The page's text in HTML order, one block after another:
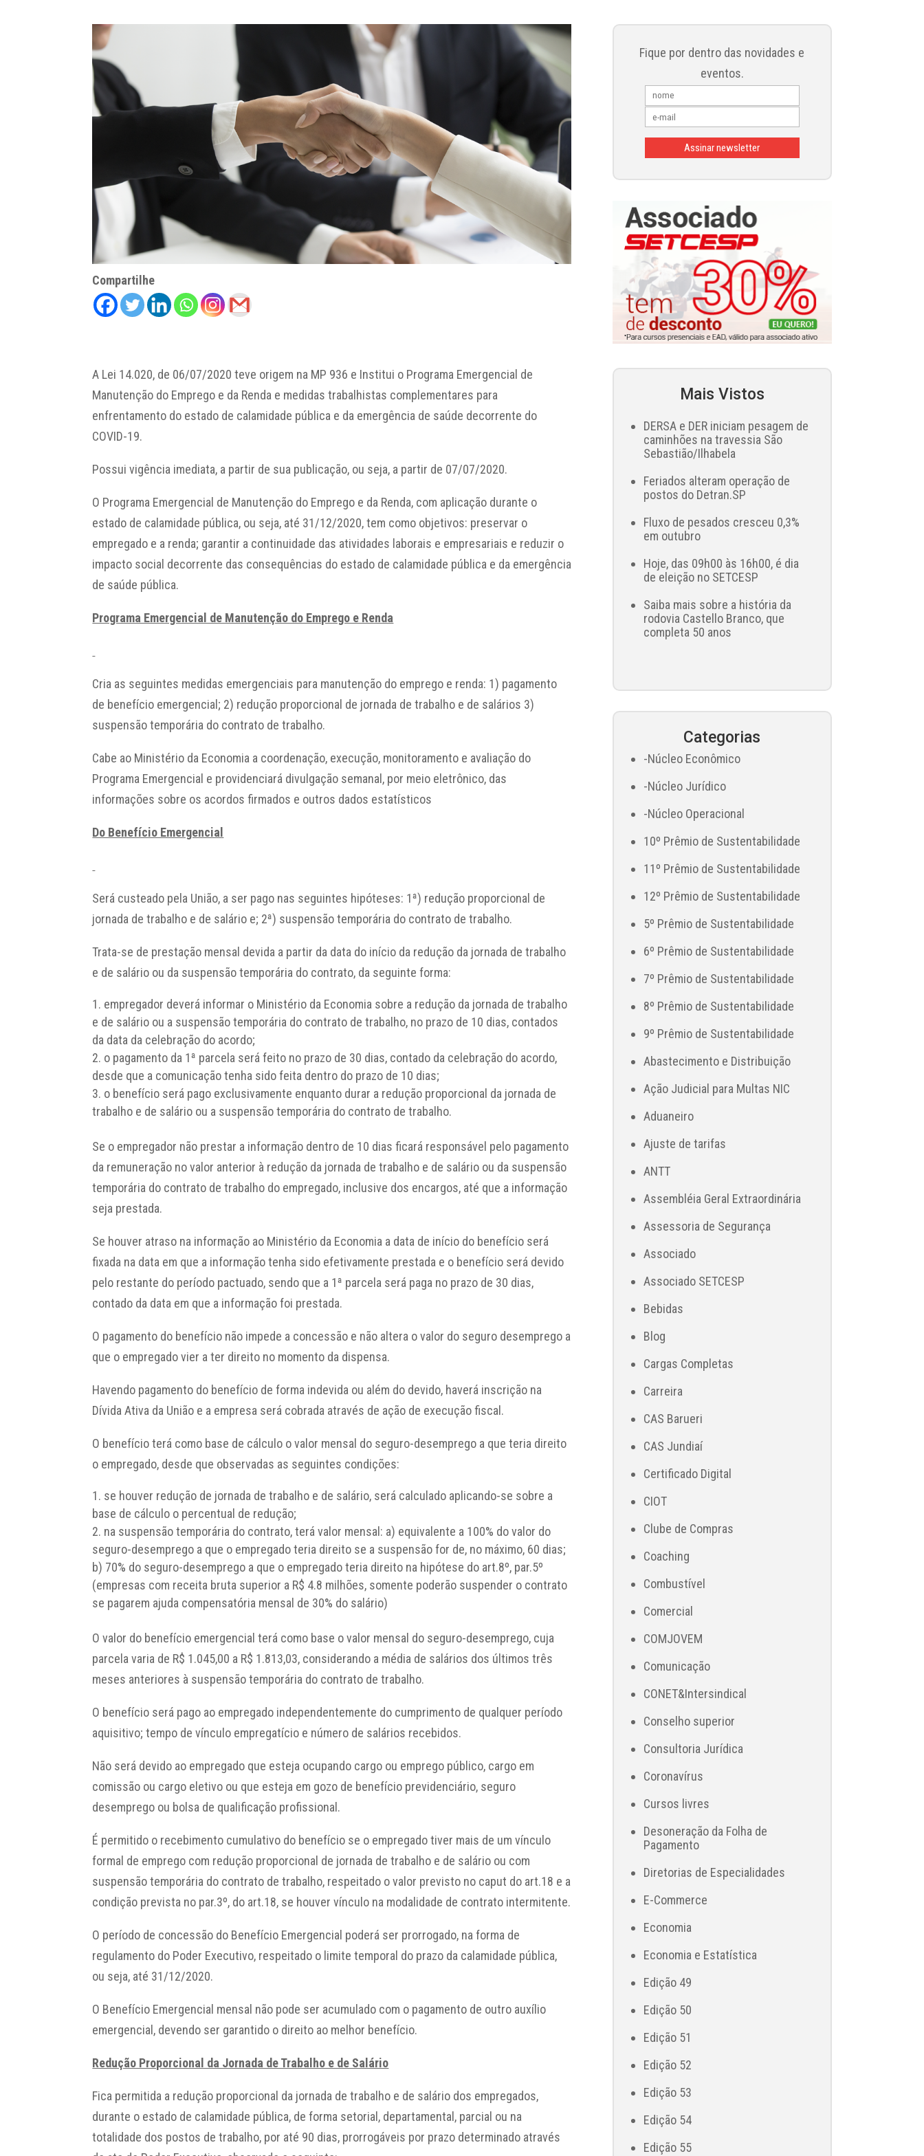
Compartilhe
A Lei 14.020, de 06/07/2020 teve origem na MP 936 e Institui o Programa Emergencial de
Manutenção do Emprego e da Renda e medidas trabalhistas complementares para
enfrentamento do estado de calamidade pública e da emergência de saúde decorrente do
COVID-19.
Possui vigência imediata, a partir de sua publicação, ou seja, a partir de 07/07/2020.
O Programa Emergencial de Manutenção do Emprego e da Renda, com aplicação durante o
estado de calamidade pública, ou seja, até 31/12/2020, tem como objetivos: preservar o
empregado e a renda; garantir a continuidade das atividades laborais e empresariais e reduzir o
impacto social decorrente das consequências do estado de calamidade pública e da emergência
de saúde pública.
Programa Emergencial de Manutenção do Emprego e Renda
Cria as seguintes medidas emergenciais para manutenção do emprego e renda: 1) pagamento
de benefício emergencial; 2) redução proporcional de jornada de trabalho e de salários 3)
suspensão temporária do contrato de trabalho.
Cabe ao Ministério da Economia a coordenação, execução, monitoramento e avaliação do
Programa Emergencial e providenciará divulgação semanal, por meio eletrônico, das
informações sobre os acordos firmados e outros dados estatísticos
Do Benefício Emergencial
Será custeado pela União, a ser pago nas seguintes hipóteses: 1ª) redução proporcional de
jornada de trabalho e de salário e; 2ª) suspensão temporária do contrato de trabalho.
Trata-se de prestação mensal devida a partir da data do início da redução da jornada de trabalho
e de salário ou da suspensão temporária do contrato, da seguinte forma:
empregador deverá informar o Ministério da Economia sobre a redução da jornada de trabalho
e de salário ou a suspensão temporária do contrato de trabalho, no prazo de 10 dias, contados
da data da celebração do acordo;
o pagamento da 1ª parcela será feito no prazo de 30 dias, contado da celebração do acordo,
desde que a comunicação tenha sido feita dentro do prazo de 10 dias;
o benefício será pago exclusivamente enquanto durar a redução proporcional da jornada de
trabalho e de salário ou a suspensão temporária do contrato de trabalho.
Se o empregador não prestar a informação dentro de 10 dias ficará responsável pelo pagamento
da remuneração no valor anterior à redução da jornada de trabalho e de salário ou da suspensão
temporária do contrato de trabalho do empregado, inclusive dos encargos, até que a informação
seja prestada.
Se houver atraso na informação ao Ministério da Economia a data de início do benefício será
fixada na data em que a informação tenha sido efetivamente prestada e o benefício será devido
pelo restante do período pactuado, sendo que a 1ª parcela será paga no prazo de 30 dias,
contado da data em que a informação foi prestada.
O pagamento do benefício não impede a concessão e não altera o valor do seguro desemprego a
que o empregado vier a ter direito no momento da dispensa.
Havendo pagamento do benefício de forma indevida ou além do devido, haverá inscrição na
Dívida Ativa da União e a empresa será cobrada através de ação de execução fiscal.
O benefício terá como base de cálculo o valor mensal do seguro-desemprego a que teria direito
o empregado, desde que observadas as seguintes condições:
se houver redução de jornada de trabalho e de salário, será calculado aplicando-se sobre a
base de cálculo o percentual de redução;
na suspensão temporária do contrato, terá valor mensal: a) equivalente a 100% do valor do
seguro-desemprego a que o empregado teria direito se a suspensão for de, no máximo, 60 dias;
b) 70% do seguro-desemprego a que o empregado teria direito na hipótese do art.8º, par.5º
(empresas com receita bruta superior a R$ 4.8 milhões, somente poderão suspender o contrato
se pagarem ajuda compensatória mensal de 30% do salário)
O valor do benefício emergencial terá como base o valor mensal do seguro-desemprego, cuja
parcela varia de R$ 1.045,00 a R$ 1.813,03, considerando a média de salários dos últimos três
meses anteriores à suspensão temporária do contrato de trabalho.
O benefício será pago ao empregado independentemente do cumprimento de qualquer período
aquisitivo; tempo de vínculo empregatício e número de salários recebidos.
Não será devido ao empregado que esteja ocupando cargo ou emprego público, cargo em
comissão ou cargo eletivo ou que esteja em gozo de benefício previdenciário, seguro
desemprego ou bolsa de qualificação profissional.
É permitido o recebimento cumulativo do benefício se o empregado tiver mais de um vínculo
formal de emprego com redução proporcional de jornada de trabalho e de salário ou com
suspensão temporária do contrato de trabalho, respeitado o valor previsto no caput do art.18 e a
condição prevista no par.3º, do art.18, se houver vínculo na modalidade de contrato intermitente.
O período de concessão do Benefício Emergencial poderá ser prorrogado, na forma de
regulamento do Poder Executivo, respeitado o limite temporal do prazo da calamidade pública,
ou seja, até 31/12/2020.
O Benefício Emergencial mensal não pode ser acumulado com o pagamento de outro auxílio
emergencial, devendo ser garantido o direito ao melhor benefício.
Redução Proporcional da Jornada de Trabalho e de Salário
Fica permitida a redução proporcional da jornada de trabalho e de salário dos empregados,
durante o estado de calamidade pública, de forma setorial, departamental, parcial ou na
totalidade dos postos de trabalho, por até 90 dias, prorrogáveis por prazo determinado através
Fique por dentro das novidades e
eventos.
Mais Vistos
DERSA e DER iniciam pesagem de
caminhões na travessia São
Sebastião/Ilhabela
Feriados alteram operação de
postos do Detran.SP
Fluxo de pesados cresceu 0,3%
em outubro
Hoje, das 09h00 às 16h00, é dia
de eleição no SETCESP
Saiba mais sobre a história da
rodovia Castello Branco, que
completa 50 anos
Categorias
-Núcleo Econômico
-Núcleo Jurídico
-Núcleo Operacional
10º Prêmio de Sustentabilidade
11º Prêmio de Sustentabilidade
12º Prêmio de Sustentabilidade
5º Prêmio de Sustentabilidade
6º Prêmio de Sustentabilidade
7º Prêmio de Sustentabilidade
8º Prêmio de Sustentabilidade
9º Prêmio de Sustentabilidade
Abastecimento e Distribuição
Ação Judicial para Multas NIC
Aduaneiro
Ajuste de tarifas
ANTT
Assembléia Geral Extraordinária
Assessoria de Segurança
Associado
Associado SETCESP
Bebidas
Blog
Cargas Completas
Carreira
CAS Barueri
CAS Jundiaí
Certificado Digital
CIOT
Clube de Compras
Coaching
Combustível
Comercial
COMJOVEM
Comunicação
CONET&Intersindical
Conselho superior
Consultoria Jurídica
Coronavírus
Cursos livres
Desoneração da Folha de
Pagamento
Diretorias de Especialidades
E-Commerce
Economia
Economia e Estatística
Edição 49
Edição 50
Edição 51
Edição 52
Edição 53
Edição 54
Edição 55